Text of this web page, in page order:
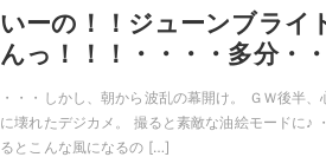
いーの！！ジューンブライ
んっ！！！・・・・多分・・
・・・しかし、朝から波乱の幕開け。 ＧＷ後
に壊れたデジカメ。 撮ると素敵な油絵モードに♪
るとこんな風になるの […]